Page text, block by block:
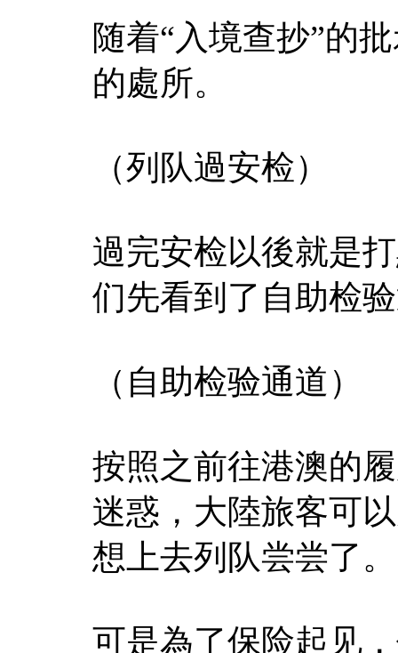
随着“入境查抄”的
的處所。
（列队過安检）
過完安检以後就是
们先看到了自助检
（自助检验通道）
按照之前往港澳的
迷惑，大陸旅客可
想上去列队尝尝了。
可是為了保险起见